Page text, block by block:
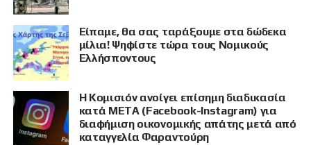
Είπαμε, θα σας ταράξουμε στα δώδεκα
μίλια! Ψηφίστε τώρα τους Νομικούς
Ελλήσποντους
Η Κομισιόν ανοίγει επίσημη διαδικασία
κατά META (Facebook-Instagram) για
διαφήμιση οικονομικής απάτης μετά από
καταγγελία Φαραντούρη